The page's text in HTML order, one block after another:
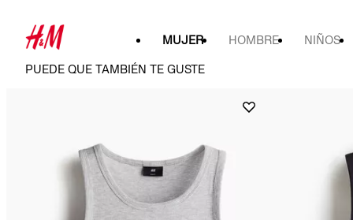
MUJER HOMBRE NIÑOS
PUEDE QUE TAMBIÉN TE GUSTE